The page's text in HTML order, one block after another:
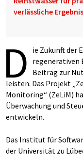
verlässliche
D
ie Zukunft der
regenerativen
Beitrag zur
leisten. Das Projekt
Monitoring“ (ZeLiM)
Überwachung und
entwickeln.
Das Institut für
der Universität zu